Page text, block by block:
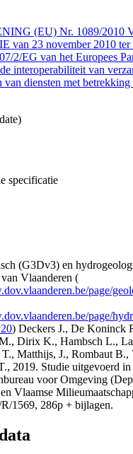
(EU) Nr. 1089/2010
van 23 november 2010 ter
2/EG van het Europees
interoperabiliteit van
van diensten met
specificatie
(G3Dv3) en
Vlaanderen (
page/
page/
) Deckers J., De Koninck
Dirix K., Hambsch L.,
Matthijs, J., Rombaut
2019. Studie uitgevoerd
voor Omgeving
Vlaamse
1569, 286p + bijlagen.